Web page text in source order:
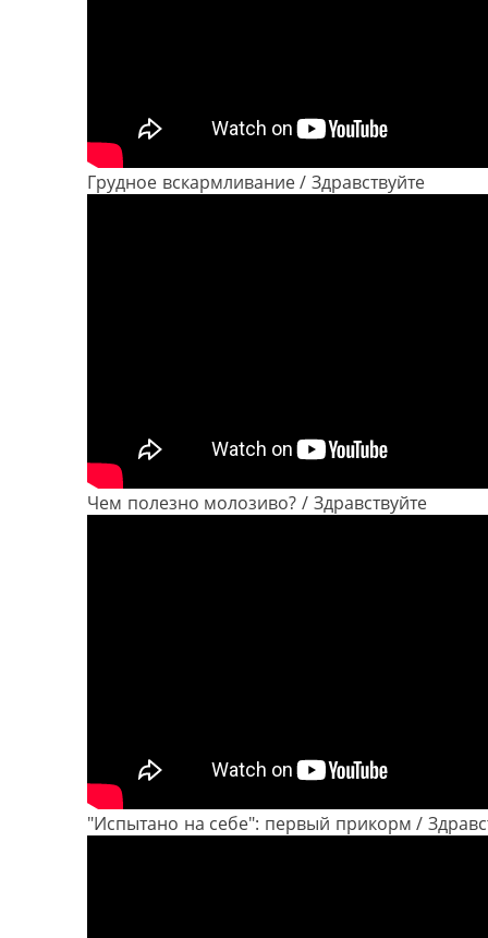
Грудное вскармливание / Здравствуйте
Чем полезно молозиво? / Здравствуйте
"Испытано на себе": первый прикорм /